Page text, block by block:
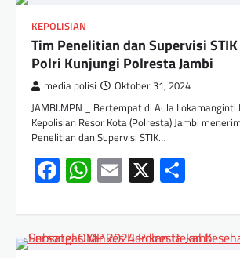
KEPOLISIAN
Tim Penelitian dan Supervisi
Polri Kunjungi Polresta Jambi
media polisi Oktober 31, 2024
JAMBI.MPN _ Bertempat di Aula Lokamanginti
Kepolisian Resor Kota (Polresta) Jambi
Penelitian dan Supervisi STIK…
Facebook
WhatsApp
Email
X